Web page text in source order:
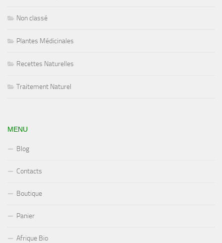
Non classé
Plantes Médicinales
Recettes Naturelles
Traitement Naturel
MENU
Blog
Contacts
Boutique
Panier
Afrique Bio